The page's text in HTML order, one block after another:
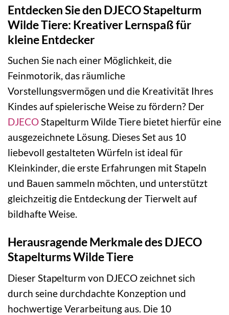
Entdecken Sie den DJECO Stapelturm
Wilde Tiere: Kreativer Lernspaß für
kleine Entdecker
Suchen Sie nach einer Möglichkeit, die
Feinmotorik, das räumliche
Vorstellungsvermögen und die Kreativität Ihres
Kindes auf spielerische Weise zu fördern? Der
DJECOStapelturm Wilde Tiere bietet hierfür eine
ausgezeichnete Lösung. Dieses Set aus 10
liebevoll gestalteten Würfeln ist ideal für
Kleinkinder, die erste Erfahrungen mit Stapeln
und Bauen sammeln möchten, und unterstützt
gleichzeitig die Entdeckung der Tierwelt auf
bildhafte Weise.
Herausragende Merkmale des DJECO
Stapelturms Wilde Tiere
Dieser Stapelturm von DJECO zeichnet sich
durch seine durchdachte Konzeption und
hochwertige Verarbeitung aus. Die 10